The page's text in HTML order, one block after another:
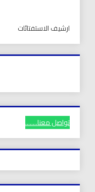
ارشيف الاستفتائات
تواصل معنا........